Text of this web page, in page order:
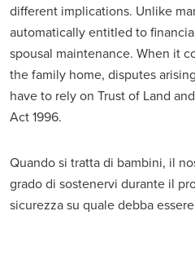
different implications. Unlike
automatically entitled to
spousal maintenance. When it
the family home, disputes
have to rely on Trust of Land
Act 1996.
Quando si tratta di bambini, il
grado di sostenervi durante il
sicurezza su quale debba